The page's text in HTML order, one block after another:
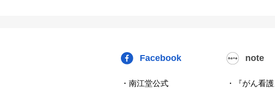
Facebook
・南江堂公式
note
・『がん看